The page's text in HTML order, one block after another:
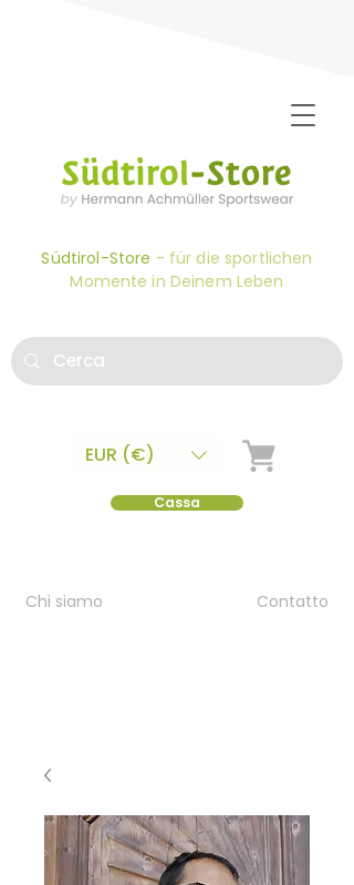
EUR (€)
Cassa
Chi siamo Contatto
Südtirol-Store - für die sportlichen
Momente in Deinem Leben